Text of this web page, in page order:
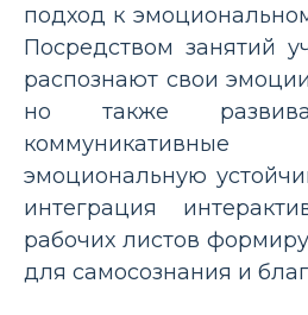
подход к
Посредством занятий
распознают свои
но также
эмоциональную
интеграция
рабочих листов
для самосознания и